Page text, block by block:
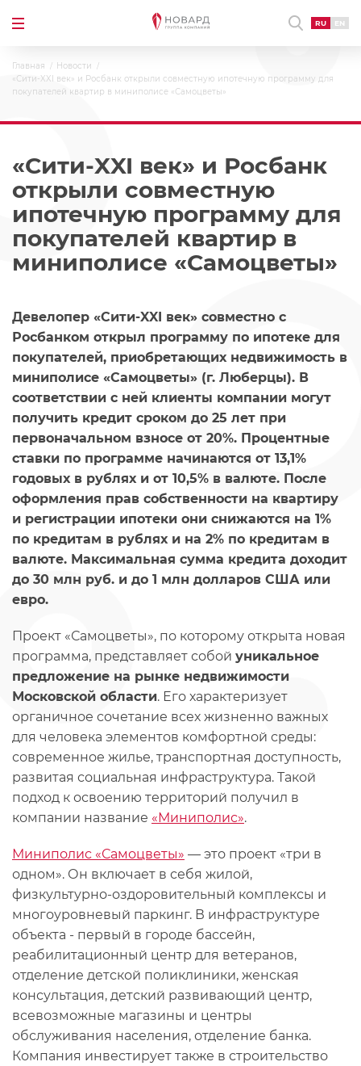
RU EN
Главная
Новости
«Сити-XXI век» и Росбанк открыли совместную ипотечную программу для
покупателей квартир в миниполисе «Самоцветы»
«Сити-XXI век» и Росбанк
открыли совместную
ипотечную программу для
покупателей квартир в
миниполисе «Самоцветы»
Девелопер «Сити-XXI век» совместно с
Росбанком открыл программу по ипотеке для
покупателей, приобретающих недвижимость в
миниполисе «Самоцветы» (г. Люберцы). В
соответствии с ней клиенты компании могут
получить кредит сроком до 25 лет при
первоначальном взносе от 20%. Процентные
ставки по программе начинаются от 13,1%
годовых в рублях и от 10,5% в валюте. После
оформления прав собственности на квартиру
и регистрации ипотеки они снижаются на 1%
по кредитам в рублях и на 2% по кредитам в
валюте. Максимальная сумма кредита доходит
до 30 млн руб. и до 1 млн долларов США или
евро.
Проект «Самоцветы», по которому открыта новая
программа, представляет собой уникальное
предложение на рынке недвижимости
Московской области. Его характеризует
органичное сочетание всех жизненно важных
для человека элементов комфортной среды:
современное жилье, транспортная доступность,
развитая социальная инфраструктура. Такой
подход к освоению территорий получил в
компании название «Миниполис».
Миниполис «Самоцветы» — это проект «три в
одном». Он включает в себя жилой,
физкультурно-оздоровительный комплексы и
многоуровневый паркинг. В инфраструктуре
объекта - первый в городе бассейн,
реабилитационный центр для ветеранов,
отделение детской поликлиники, женская
консультация, детский развивающий центр,
всевозможные магазины и центры
обслуживания населения, отделение банка.
Компания инвестирует также в строительство